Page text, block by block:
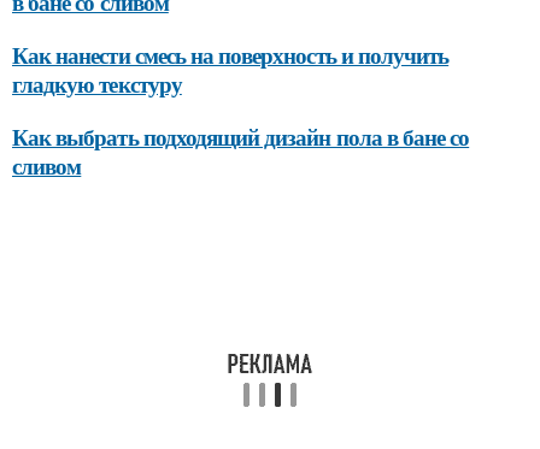
Как нанести смесь на поверхность и получить
гладкую текстуру
Как выбрать подходящий дизайн пола в бане со
сливом